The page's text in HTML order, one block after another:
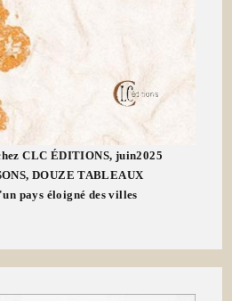
CLC ÉDITIONS, juin2025
DOUZE TABLEAUX
pays éloigné des villes